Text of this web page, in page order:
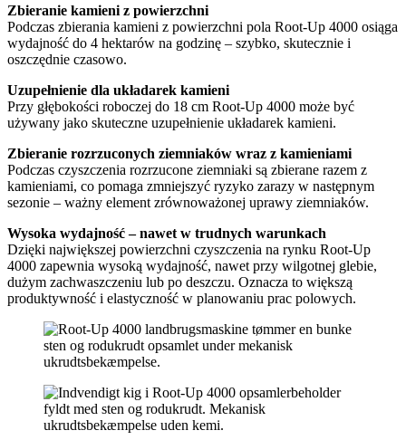
Zbieranie kamieni z powierzchni
Podczas zbierania kamieni z powierzchni pola Root-Up 4000 osiąga
wydajność do 4 hektarów na godzinę – szybko, skutecznie i
oszczędnie czasowo.
Uzupełnienie dla układarek kamieni
Przy głębokości roboczej do 18 cm Root-Up 4000 może być
używany jako skuteczne uzupełnienie układarek kamieni.
Zbieranie rozrzuconych ziemniaków wraz z kamieniami
Podczas czyszczenia rozrzucone ziemniaki są zbierane razem z
kamieniami, co pomaga zmniejszyć ryzyko zarazy w następnym
sezonie – ważny element zrównoważonej uprawy ziemniaków.
Wysoka wydajność – nawet w trudnych warunkach
Dzięki największej powierzchni czyszczenia na rynku Root-Up
4000 zapewnia wysoką wydajność, nawet przy wilgotnej glebie,
dużym zachwaszczeniu lub po deszczu. Oznacza to większą
produktywność i elastyczność w planowaniu prac polowych.